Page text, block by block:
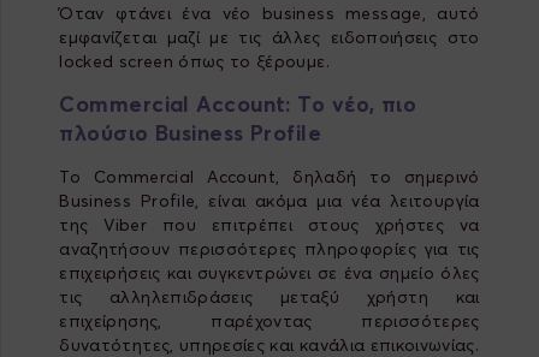
Όταν φτάνει ένα νέο business message, αυτό
εμφανίζεται μαζί με τις άλλες ειδοποιήσεις στο
locked screen όπως το ξέρουμε.
Commercial Account: Το νέο, πιο
πλούσιο Business Profile
Το Commercial Account, δηλαδή το σημερινό
Business Profile, είναι ακόμα μια νέα λειτουργία
της Viber που επιτρέπει στους χρήστες να
αναζητήσουν περισσότερες πληροφορίες για τις
επιχειρήσεις και συγκεντρώνει σε ένα σημείο όλες
τις αλληλεπιδράσεις μεταξύ χρήστη και
επιχείρησης, παρέχοντας περισσότερες
δυνατότητες, υπηρεσίες και κανάλια επικοινωνίας.